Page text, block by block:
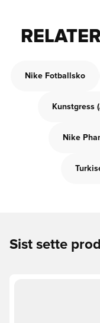
Nike Fotballsko
Kunstgress
Nike
Sist sette